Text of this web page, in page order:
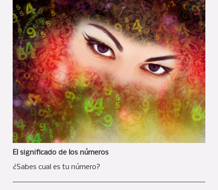
El significado de los números
¿Sabes cual es tu número?